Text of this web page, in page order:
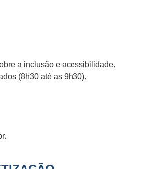
a inclusão e acessibilidade.
(8h30 até as 9h30).